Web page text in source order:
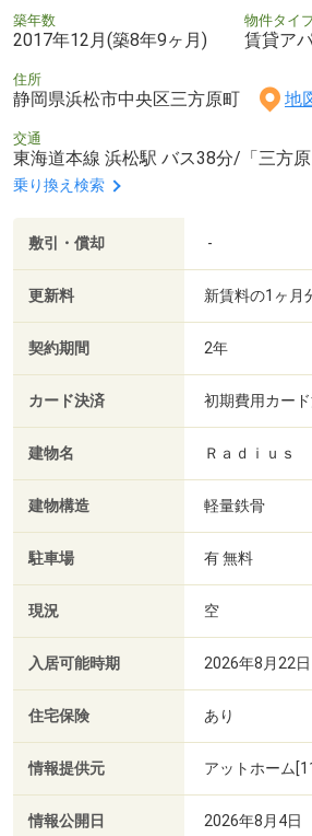
築年数
2017年12月(築8年9ヶ月)
物件タイ
賃貸ア
住所
静岡県浜松市中央区三方原町 地
交通
東海道本線 浜松駅 バス38分/「三方
乗り換え検索
敷引・償却 -
更新料 新賃料の1ヶ月
契約期間 2年
カード決済 初期費用カー
建物名 Ｒａｄｉｕｓ
建物構造 軽量鉄骨
駐車場 有 無料
現況 空
入居可能時期 2026年8月22日
住宅保険 あり
情報提供元 アットホーム
情報公開日 2026年8月4日